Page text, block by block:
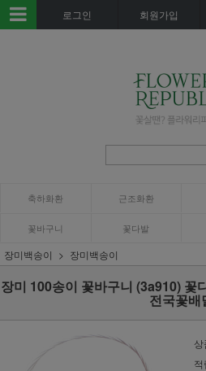
로그인 회원가입
축하화환 근조화환
꽃바구니 꽃다발
장미백송이 장미백송이
장미 100송이 꽃바구니 (3a910) 꽃
전국꽃배